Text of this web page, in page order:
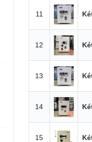
11
12
13
14
15